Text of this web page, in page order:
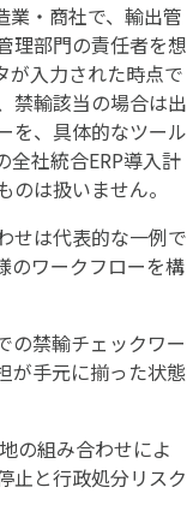
業・商社で、輸出管
理部門の責任者を想
が入力された時点で
禁輸該当の場合は出
を、具体的なツール
全社統合ERP導入計
は扱いません。
せは代表的な一例で
のワークフローを構
の禁輸チェックワー
が手元に揃った状態
の組み合わせによ
止と行政処分リスク